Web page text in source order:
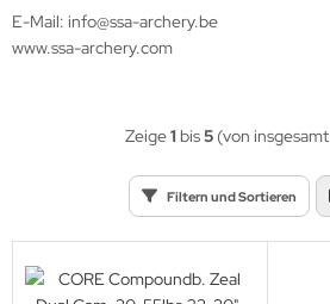
E-Mail: info@ssa-archery.be
www.ssa-archery.com
Filtern und Sortieren
Zeige1 bis5 (von insgesamt
Spitzen